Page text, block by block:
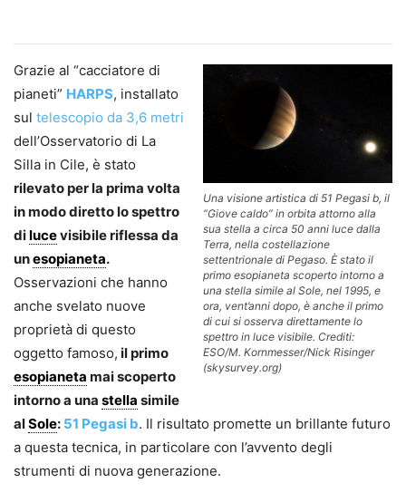
Una visione artistica di 51 Pegasi b, il
“Giove caldo” in orbita attorno alla
sua stella a circa 50 anni luce dalla
Terra, nella costellazione
settentrionale di Pegaso. È stato il
primo esopianeta scoperto intorno a
una stella simile al Sole, nel 1995, e
ora, vent’anni dopo, è anche il primo
di cui si osserva direttamente lo
spettro in luce visibile. Crediti:
ESO/M. Kornmesser/Nick Risinger
(skysurvey.org)
Grazie al “cacciatore di
pianeti” HARPS, installato
sul telescopio da 3,6 metri
dell’Osservatorio di La
Silla in Cile, è stato
rilevato per la prima volta
in modo diretto lo spettro
dilucevisibile riflessa da
unesopianeta.
Osservazioni che hanno
anche svelato nuove
proprietà di questo
oggetto famoso, il primo
esopianeta mai scoperto
intorno a una stella simile
alSole: 51 Pegasi b. Il risultato promette un brillante futuro
a questa tecnica, in particolare con l’avvento degli
strumenti di nuova generazione.